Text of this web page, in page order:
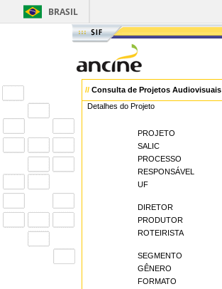
BRASIL
// Consulta de Projetos Audiovisuais
Detalhes do Projeto
PROJETO
SALIC
PROCESSO
RESPONSÁVEL
UF
DIRETOR
PRODUTOR
ROTEIRISTA
SEGMENTO
GÊNERO
FORMATO